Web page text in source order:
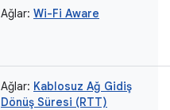
Ağlar: Wi-Fi Aware
Ağlar: Kablosuz Ağ Gidiş
Dönüş Süresi (RTT)